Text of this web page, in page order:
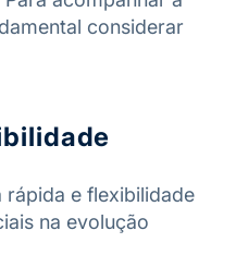
considerar
rápida e flexibilidade
na evolução